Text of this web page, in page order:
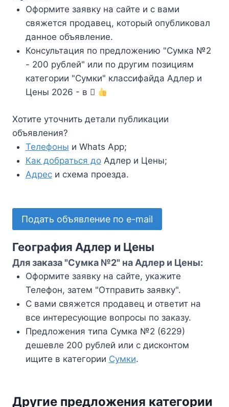
Оформите заявку на сайте и с вами
свяжется продавец, который опубликовал
данное объявление.
Консультация по предложению "Сумка №2
- 200 рублей" или по другим позициям
категории "Сумки" классифайда Адлер и
Цены 2026 - в
Хотите уточнить детали публикации
объявления?
Телефоны и Whats App;
Как добраться доАдлер и Цены;
Адреси схема проезда.
Подать объявление по e-mail
География Адлер и Цены
Для заказа "Сумка №2" на Адлер и Цены:
Оформите заявку на сайте, укажите
Телефон, затем "Отправить заявку".
С вами свяжется продавец и ответит на
все интересующие вопросы по заказу.
Предложения типа Сумка №2 (6229)
дешевле 200 рублей или с дисконтом
ищите в категории Сумки.
Другие предложения категории